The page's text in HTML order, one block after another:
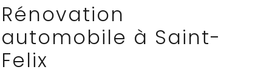
Rénovation
automobile à Saint-
Felix